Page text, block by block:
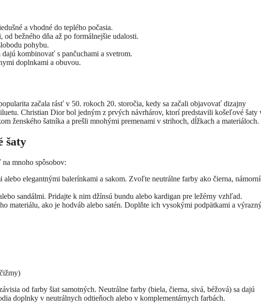
a vhodné do teplého počasia.
bežného dňa až po formálnejšie udalosti.
pohybu.
kombinovať s pančuchami a svetrom.
doplnkami a obuvou.
začala rásť v 50. rokoch 20. storočia, kedy sa začali objavovať dizajny
Christian Dior bol jedným z prvých návrhárov, ktorí predstavili košeľové šaty
ženského šatníka a prešli mnohými premenami v strihoch, dĺžkach a materiáloch.
šaty
mnoho spôsobov:
elegantnými balerínkami a sakom. Zvoľte neutrálne farby ako čierna,
sandálmi. Pridajte k nim džínsú bundu alebo kardigan pre ležérny vzhľad.
materiálu, ako je hodváb alebo satén. Doplňte ich vysokými podpätkami a
od farby šiat samotných. Neutrálne farby (biela, čierna, sivá, béžová) sa dajú
doplnky v neutrálnych odtieňoch alebo v komplementárnych farbách.